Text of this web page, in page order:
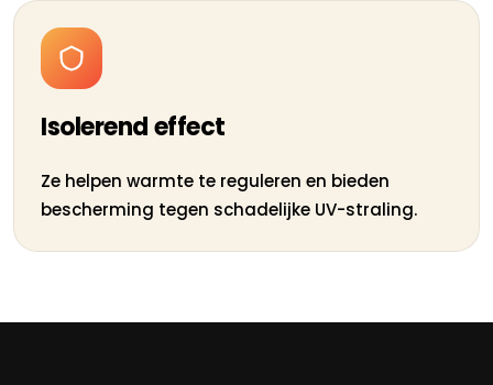
Isolerend effect
Ze helpen warmte te reguleren en bieden
bescherming tegen schadelijke UV-straling.